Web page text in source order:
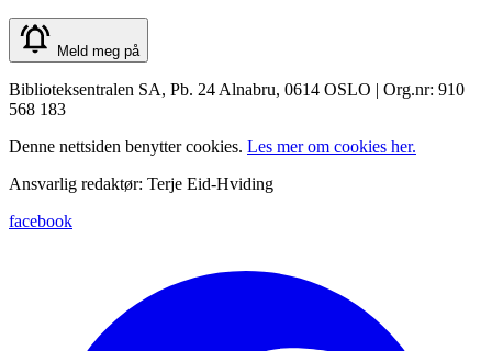
Meld meg på
Biblioteksentralen SA, Pb. 24 Alnabru, 0614 OSLO | Org.nr: 910
568 183
Denne nettsiden benytter cookies. Les mer om cookies her.
Ansvarlig redaktør: Terje Eid-Hviding
facebook